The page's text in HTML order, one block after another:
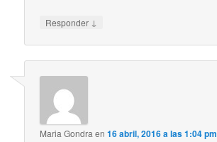
Responder ↓
Maria Gondra en16 abril, 2016 a las 1:04 pm